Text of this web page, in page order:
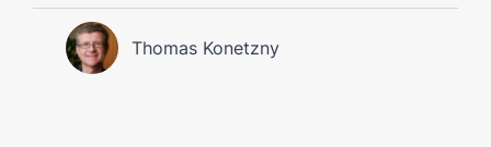
Thomas Konetzny